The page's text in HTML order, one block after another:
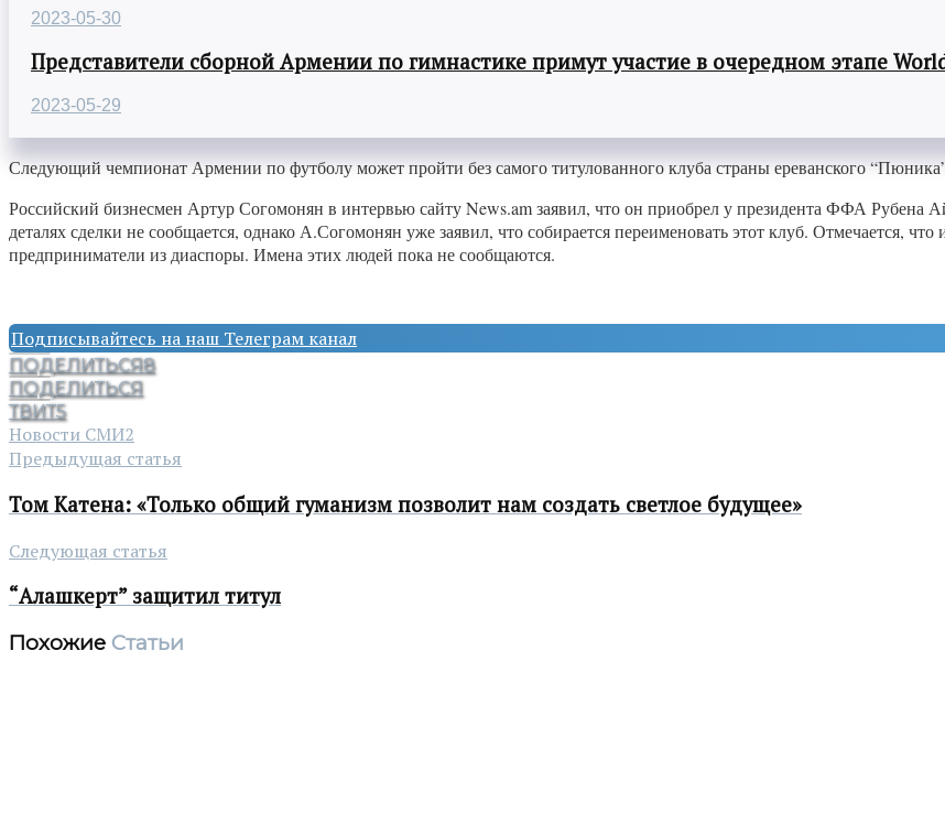
2023-05-30
Представители сборной Армении по гимнастике примут участие в очередном этапе
2023-05-29
Следующий чемпионат Армении по футболу может пройти без самого титулованного клуба страны ереванского
Российский бизнесмен Артур Согомонян в интервью сайту News.am заявил, что он приобрел у президента ФФА
деталях сделки не сообщается, однако А.Согомонян уже заявил, что собирается переименовать этот клуб. Отмечается,
предприниматели из диаспоры. Имена этих людей пока не сообщаются.
Подписывайтесь на наш Телеграм канал
ПОДЕЛИТЬСЯ8
ПОДЕЛИТЬСЯ
ТВИТ5
Новости СМИ2
Предыдущая статья
Том Катена: «Только общий гуманизм позволит нам создать светлое будущее»
Следующая статья
“Алашкерт” защитил титул
Похожие Статьи